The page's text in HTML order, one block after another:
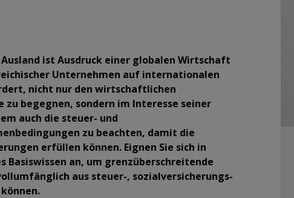
ist Ausdruck einer globalen Wirtschaft
Unternehmen auf internationalen
nicht nur den wirtschaftlichen
begegnen, sondern im Interesse seiner
auch die steuer- und
zu beachten, damit die
erfüllen können. Eignen Sie sich in
Basiswissen an, um grenzüberschreitende
aus steuer-, sozialversicherungs-